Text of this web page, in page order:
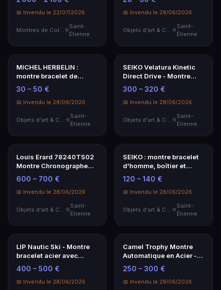
Bijoux & Pierres Précieuses
Saint-
fantaisies dont montre
de dame à mouvement
📅 Invendu le 22/07/2026
Objets d'art & Curiosités
Saint-
Étienne
Montre de gousset
chronomètre en or 18
📅 Invendu le 22/07/2026
Montres de Collection
bracelet de dame deux
tons en métal à
mouvement quartz avec
bracelet grain de riz et
boîtier de...
20 – 30 €
📅 Invendu le 28/06/2026